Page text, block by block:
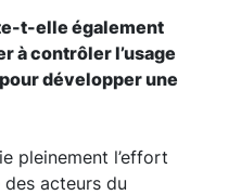
t-elle également
à contrôler l’usage
développer une
pleinement l’effort
des acteurs du